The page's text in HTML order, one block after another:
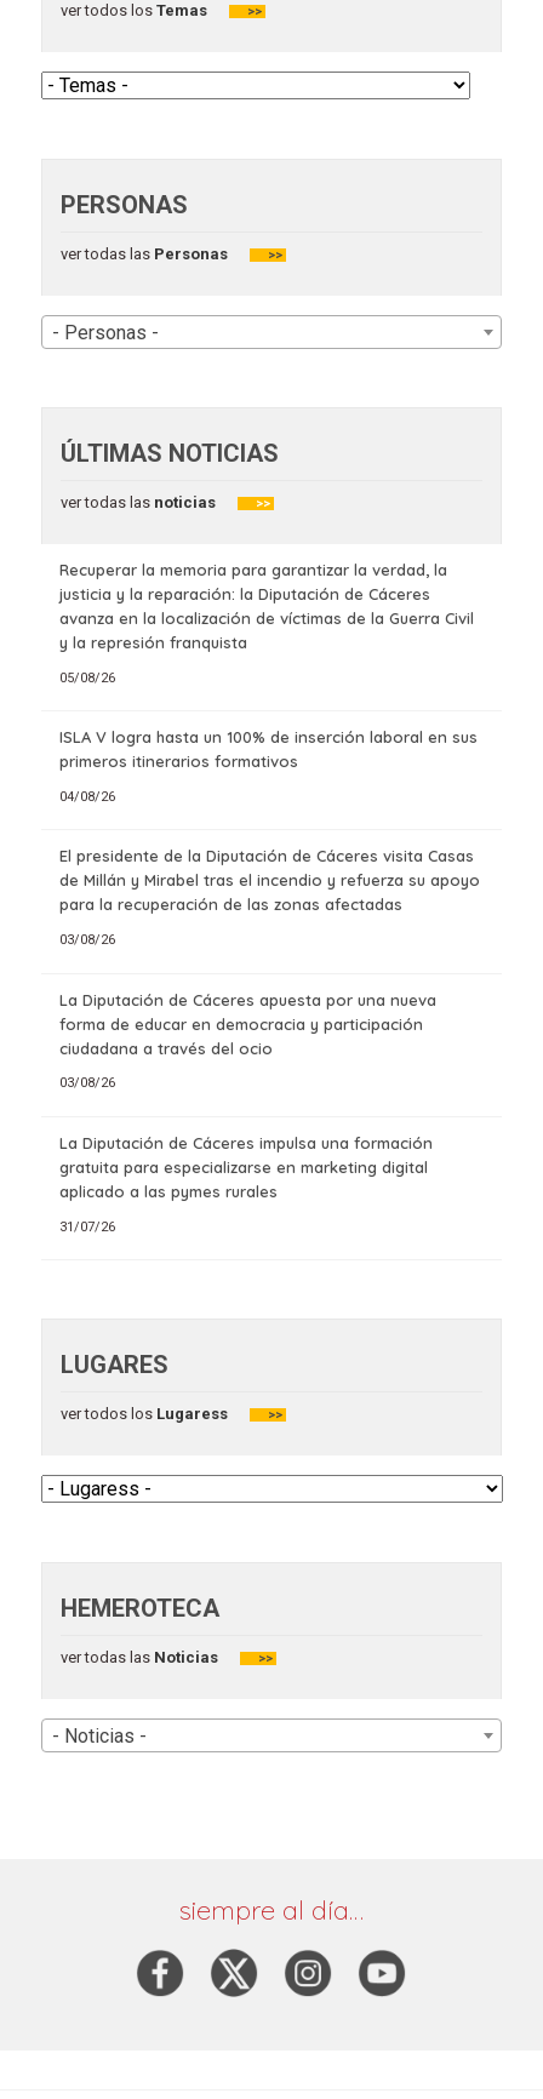
ver todos losTemas >>
PERSONAS
ver todas lasPersonas >>
- Personas -
ÚLTIMAS NOTICIAS
ver todas lasnoticias >>
Recuperar la memoria para garantizar la verdad, la
justicia y la reparación: la Diputación de Cáceres
avanza en la localización de víctimas de la Guerra Civil
y la represión franquista
05/08/26
ISLA V logra hasta un 100% de inserción laboral en sus
primeros itinerarios formativos
04/08/26
El presidente de la Diputación de Cáceres visita Casas
de Millán y Mirabel tras el incendio y refuerza su apoyo
para la recuperación de las zonas afectadas
03/08/26
La Diputación de Cáceres apuesta por una nueva
forma de educar en democracia y participación
ciudadana a través del ocio
03/08/26
La Diputación de Cáceres impulsa una formación
gratuita para especializarse en marketing digital
aplicado a las pymes rurales
31/07/26
LUGARES
ver todos losLugaress >>
HEMEROTECA
ver todas lasNoticias >>
- Noticias -
siempre al día…